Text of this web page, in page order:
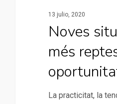
13 julio, 2020
Noves
més
La practicitat, la